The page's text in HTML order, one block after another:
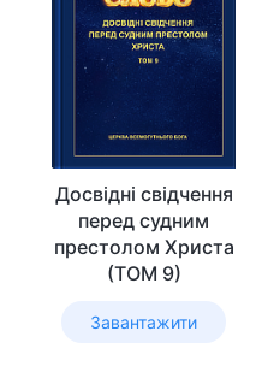
Досвідні свідчення
перед судним
престолом Христа
(ТОМ 9)
Завантажити